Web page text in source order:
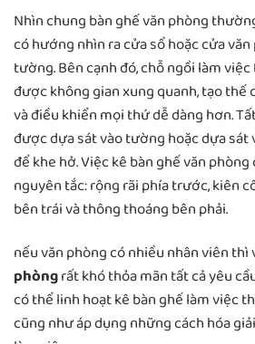
Nhìn chung bàn ghế văn phòng
có hướng nhìn ra cửa sổ hoặc cửa
tường. Bên cạnh đó, chỗ ngồi làm
được không gian xung quanh, tạo thế
và điều khiển mọi thứ dễ dàng hơn.
được dựa sát vào tường hoặc dựa sát
để khe hở. Việc kê bàn ghế văn phòng
nguyên tắc: rộng rãi phía trước, kiên
bên trái và thông thoáng bên phải.
nếu văn phòng có nhiều nhân viên thì
phòngrất khó thỏa mãn tất cả yêu
có thể linh hoạt kê bàn ghế làm việc
cũng như áp dụng những cách hóa